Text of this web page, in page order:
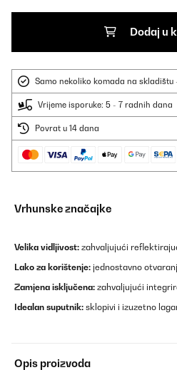
Dodaj u
Samo nekoliko komada na skladištu
Vrijeme isporuke: 5 - 7 radnih dana
Povrat u 14 dana
Vrhunske značajke
Velika vidljivost: zahvaljujući
Lako za korištenje: jednostavno
Zamjena isključena: zahvaljujući
Idealan suputnik: sklopivi i izuzetno
Opis proizvoda